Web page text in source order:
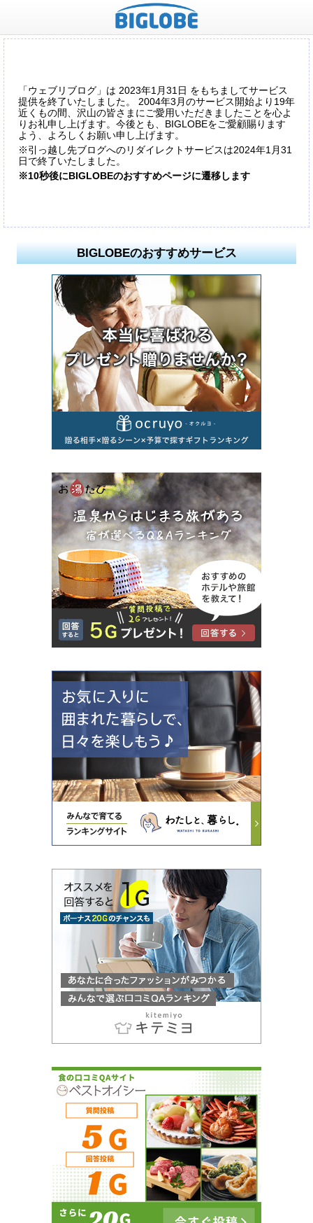
「ウェブリブログ」は 2023年1月31日 をもちましてサービス
提供を終了いたしました。 2004年3月のサービス開始より19年
近くもの間、沢山の皆さまにご愛用いただきましたことを心よ
りお礼申し上げます。今後とも、BIGLOBEをご愛顧賜ります
よう、よろしくお願い申し上げます。
※引っ越し先ブログへのリダイレクトサービスは2024年1月31
日で終了いたしました。
※10秒後にBIGLOBEのおすすめページに遷移します
BIGLOBEのおすすめサービス